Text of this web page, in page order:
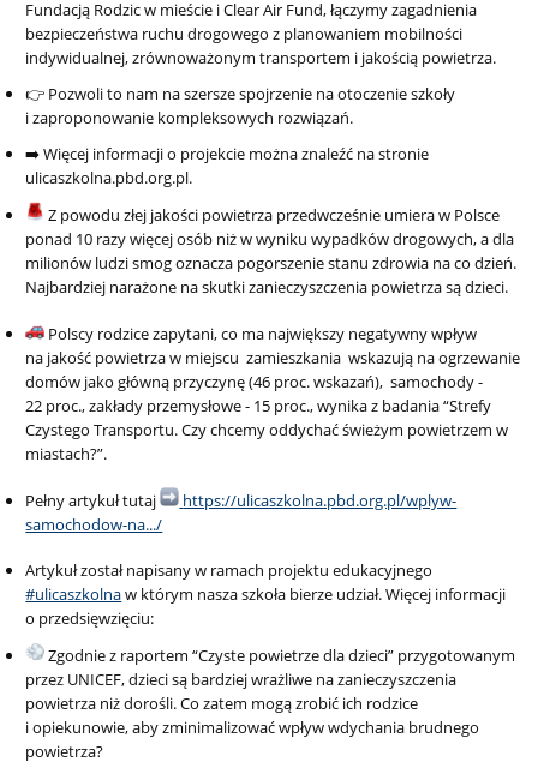
Fundacją Rodzic w mieście i Clear Air Fund, łączymy zagadnienia
bezpieczeństwa ruchu drogowego z planowaniem mobilności
indywidualnej, zrównoważonym transportem i jakością powietrza.
👉 Pozwoli to nam na szersze spojrzenie na otoczenie szkoły
i zaproponowanie kompleksowych rozwiązań.
➡️ Więcej informacji o projekcie można znaleźć na stronie
ulicaszkolna.pbd.org.pl.
Z powodu złej jakości powietrza przedwcześnie umiera w Polsce
ponad 10 razy więcej osób niż w wyniku wypadków drogowych, a dla
milionów ludzi smog oznacza pogorszenie stanu zdrowia na co dzień.
Najbardziej narażone na skutki zanieczyszczenia powietrza są dzieci.
Polscy rodzice zapytani, co ma największy negatywny wpływ
na jakość powietrza w miejscu zamieszkania wskazują na ogrzewanie
domów jako główną przyczynę (46 proc. wskazań), samochody -
22 proc., zakłady przemysłowe - 15 proc., wynika z badania “Strefy
Czystego Transportu. Czy chcemy oddychać świeżym powietrzem w
miastach?”.
Pełny artykuł tutaj
https://ulicaszkolna.pbd.org.pl/wplyw-
samochodow-na.../
Artykuł został napisany w ramach projektu edukacyjnego
#ulicaszkolnaw którym nasza szkoła bierze udział. Więcej informacji
o przedsięwzięciu:
Zgodnie z raportem “Czyste powietrze dla dzieci” przygotowanym
przez UNICEF, dzieci są bardziej wrażliwe na zanieczyszczenia
powietrza niż dorośli. Co zatem mogą zrobić ich rodzice
i opiekunowie, aby zminimalizować wpływ wdychania brudnego
powietrza?